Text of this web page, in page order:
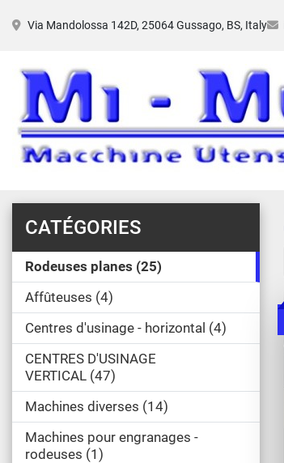
Via Mandolossa 142D, 25064 Gussago, BS, Italy
CATÉGORIES
Rodeuses planes 25
Affûteuses 4
Centres d'usinage - horizontal
4
CENTRES D'USINAGE
VERTICAL 47
Machines diverses 14
Machines pour engranages -
rodeuses 1